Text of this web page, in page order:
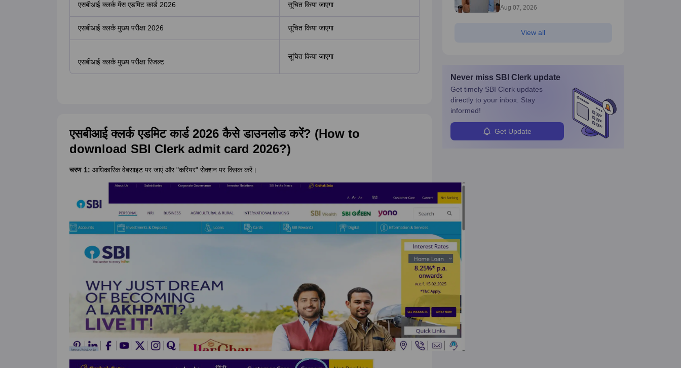
एसबीआई क्लर्क मेंस एडमिट कार्ड 2026 सूचित किया जाएगा
एसबीआई क्लर्क मुख्य परीक्षा 2026 सूचित किया जाएगा
एसबीआई क्लर्क मुख्य परीक्षा रिजल्ट
सूचित किया जाएगा
एसबीआई क्लर्क एडमिट कार्ड 2026 कैसे डाउनलोड करें? (How to
download SBI Clerk admit card 2026?)
चरण 1: आधिकारिक वेबसाइट पर जाएं और "करियर" सेक्शन पर क्लिक करें।
Aug 07, 2026
View all
Never miss SBI Clerkupdate
Get timely SBI Clerkupdates
directly to your inbox. Stay
informed!
Get Update